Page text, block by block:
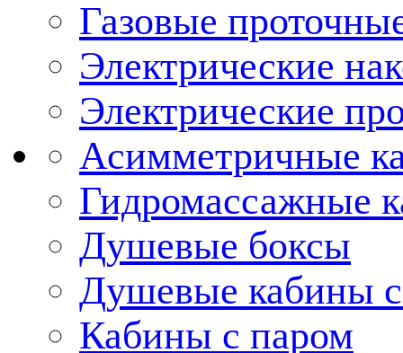
Газовые
Электрические
Электрические
Асимметричные
Гидромассажные
Душевые боксы
Душевые кабины
Кабины с паром